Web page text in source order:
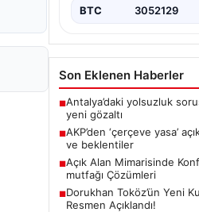
BTC 3052129
Son Eklenen Haberler
■Antalya’daki yolsuzluk
yeni gözaltı
■AKP’den ‘çerçeve yasa’
ve beklentiler
■Açık Alan Mimarisinde
mutfağı Çözümleri
■Dorukhan Toköz’ün Yeni
Resmen Açıklandı!